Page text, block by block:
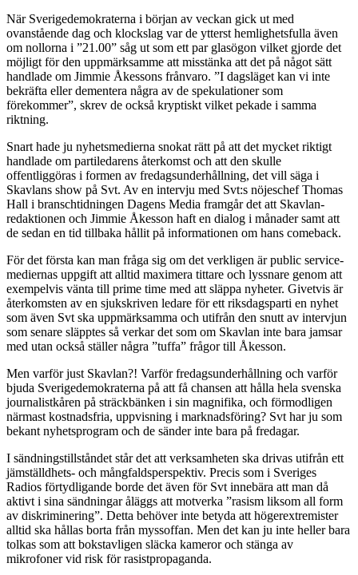
När Sverigedemokraterna i början av veckan gick ut med
ovanstående dag och klockslag var de ytterst hemlighetsfulla även
om nollorna i ”21.00” såg ut som ett par glasögon vilket gjorde det
möjligt för den uppmärksamme att misstänka att det på något sätt
handlade om Jimmie Åkessons frånvaro. ”I dagsläget kan vi inte
bekräfta eller dementera några av de spekulationer som
förekommer”, skrev de också kryptiskt vilket pekade i samma
riktning.
Snart hade ju nyhetsmedierna snokat rätt på att det mycket riktigt
handlade om partiledarens återkomst och att den skulle
offentliggöras i formen av fredagsunderhållning, det vill säga i
Skavlans show på Svt. Av en intervju med Svt:s nöjeschef Thomas
Hall i branschtidningen Dagens Media framgår det att Skavlan-
redaktionen och Jimmie Åkesson haft en dialog i månader samt att
de sedan en tid tillbaka hållit på informationen om hans comeback.
För det första kan man fråga sig om det verkligen är public service-
mediernas uppgift att alltid maximera tittare och lyssnare genom att
exempelvis vänta till prime time med att släppa nyheter. Givetvis är
återkomsten av en sjukskriven ledare för ett riksdagsparti en nyhet
som även Svt ska uppmärksamma och utifrån den snutt av intervjun
som senare släpptes så verkar det som om Skavlan inte bara jamsar
med utan också ställer några ”tuffa” frågor till Åkesson.
Men varför just Skavlan?! Varför fredagsunderhållning och varför
bjuda Sverigedemokraterna på att få chansen att hålla hela svenska
journalistkåren på sträckbänken i sin magnifika, och förmodligen
närmast kostnadsfria, uppvisning i marknadsföring? Svt har ju som
bekant nyhetsprogram och de sänder inte bara på fredagar.
I sändningstillståndet står det att verksamheten ska drivas utifrån ett
jämställdhets- och mångfaldsperspektiv. Precis som i Sveriges
Radios förtydligande borde det även för Svt innebära att man då
aktivt i sina sändningar åläggs att motverka ”rasism liksom all form
av diskriminering”. Detta behöver inte betyda att högerextremister
alltid ska hållas borta från myssoffan. Men det kan ju inte heller bara
tolkas som att bokstavligen släcka kameror och stänga av
mikrofoner vid risk för rasistpropaganda.